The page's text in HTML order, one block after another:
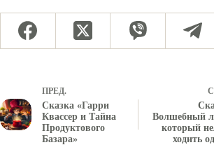
ПРЕД.
Сказка «Гарри
Квассер и Тайна
Продуктового
Базара»
Волшебный
который
ходить